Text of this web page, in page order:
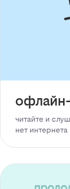
читайте и
нет интернета